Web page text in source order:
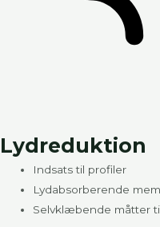
Lydreduktion
Indsats til profiler
Lydabsorberende
Selvklæbende måtter